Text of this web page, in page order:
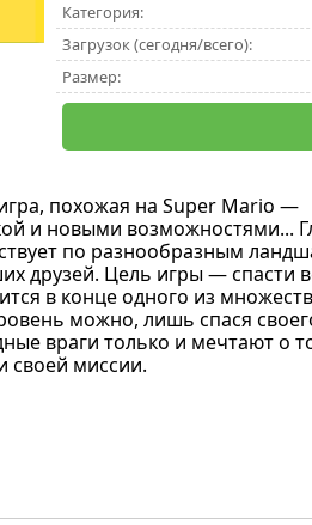
Категория:
Загрузок (сегодня/всего):
Размер:
похожая на Super Mario —
и новыми возможностями...
по разнообразным
друзей. Цель игры — спасти
в конце одного из
можно, лишь спася
враги только и мечтают о
своей миссии.